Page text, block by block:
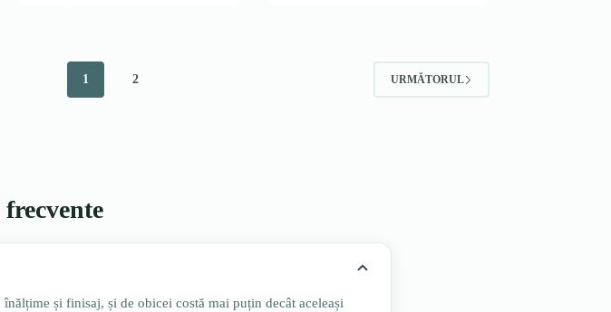
1 2 URMĂTORUL
și finisaj, și de obicei costă mai puțin decât aceleași